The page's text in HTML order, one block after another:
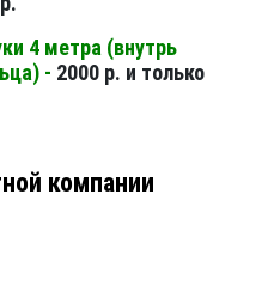
4 метра (внутрь
- 2000 р. и только
компании